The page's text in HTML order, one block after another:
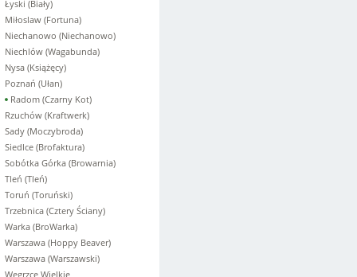
Łyski (Biały)
Miłoslaw (Fortuna)
Niechanowo (Niechanowo)
Niechlów (Wagabunda)
Nysa (Książęcy)
Poznań (Ułan)
Radom (Czarny Kot)
Rzuchów (Kraftwerk)
Sady (Moczybroda)
Siedlce (Brofaktura)
Sobótka Górka (Browarnia)
Tleń (Tleń)
Toruń (Toruński)
Trzebnica (Cztery Ściany)
Warka (BroWarka)
Warszawa (Hoppy Beaver)
Warszawa (Warszawski)
Węgrzce Wielkie